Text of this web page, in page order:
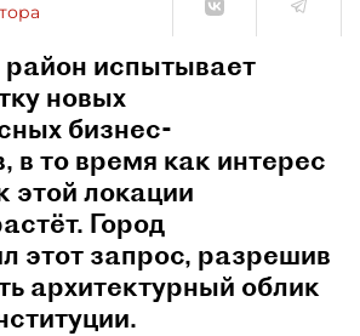
испытывает
новых
бизнес-
в то время как интерес
этой локации
Город
этот запрос, разрешив
архитектурный облик